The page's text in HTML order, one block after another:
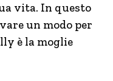
vita. In questo
un modo per
è la moglie